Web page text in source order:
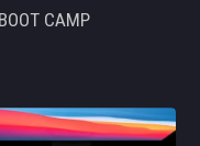
CAMP